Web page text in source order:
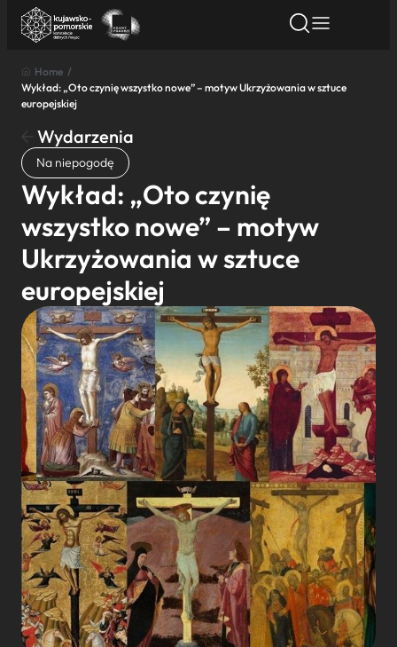
Znajdź atrakcję Znajdź artykuł Znajdź
Znajdź atrakcję
Nazwa atrakcji
Miasto
Kategoria
Wyszukaj
Home /
Wykład: „Oto czynię wszystko nowe” – motyw Ukrzyżowania w sztuce
europejskiej
Wydarzenia
Na niepogodę
Wykład: „Oto czynię
wszystko nowe” – motyw
Ukrzyżowania w sztuce
europejskiej